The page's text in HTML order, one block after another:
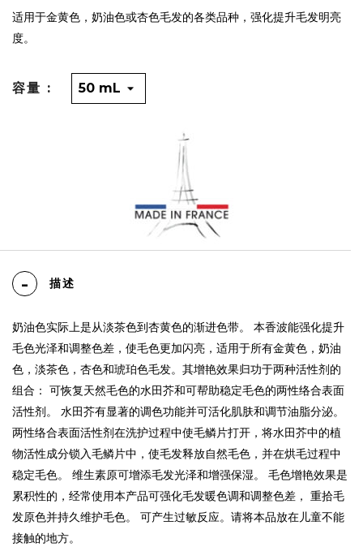
适用于金黄色，奶油色或杏色毛发的各类品种，强化提升毛发明亮
度。
容量 :
描述
奶油色实际上是从淡茶色到杏黄色的渐进色带。 本香波能强化提升
毛色光泽和调整色差，使毛色更加闪亮，适用于所有金黄色，奶油
色，淡茶色，杏色和琥珀色毛发。其增艳效果归功于两种活性剂的
组合： 可恢复天然毛色的水田芥和可帮助稳定毛色的两性络合表面
活性剂。 水田芥有显著的调色功能并可活化肌肤和调节油脂分泌。
两性络合表面活性剂在洗护过程中使毛鳞片打开，将水田芥中的植
物活性成分锁入毛鳞片中，使毛发释放自然毛色，并在烘毛过程中
稳定毛色。 维生素原可增添毛发光泽和增强保湿。 毛色增艳效果是
累积性的，经常使用本产品可强化毛发暖色调和调整色差， 重拾毛
发原色并持久维护毛色。 可产生过敏反应。请将本品放在儿童不能
接触的地方。